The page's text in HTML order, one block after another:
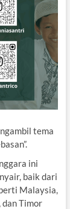
tema
ini
baik dari
Malaysia,
Timor